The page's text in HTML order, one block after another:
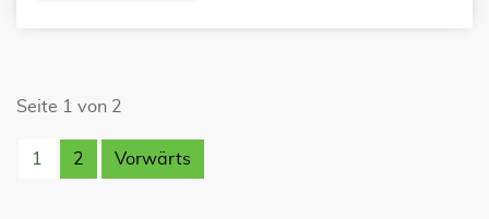
Seite 1 von 2
1 2 Vorwärts